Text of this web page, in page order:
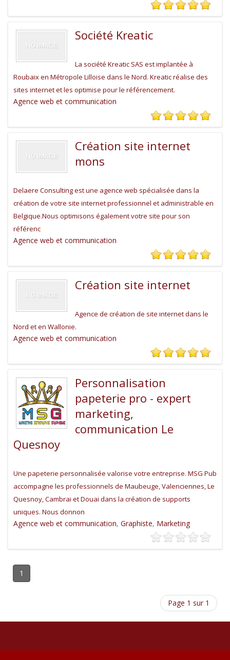
Société Kreatic
La société Kreatic SAS est implantée à
Roubaix en Métropole Lilloise dans le Nord. Kreatic réalise des
sites internet et les optimise pour le référencement.
Agence web et communication
Création site internet
mons
Delaere Consulting est une agence web spécialisée dans la
création de votre site internet professionnel et administrable en
Belgique.Nous optimisons également votre site pour son
référenc
Agence web et communication
Création site internet
Agence de création de site internet dans le
Nord et en Wallonie.
Agence web et communication
Personnalisation
papeterie pro - expert
marketing,
communication Le
Quesnoy
Une papeterie personnalisée valorise votre entreprise. MSG Pub
accompagne les professionnels de Maubeuge, Valenciennes, Le
Quesnoy, Cambrai et Douai dans la création de supports
uniques. Nous donnon
Agence web et communication, Graphiste, Marketing
1
Page 1 sur 1